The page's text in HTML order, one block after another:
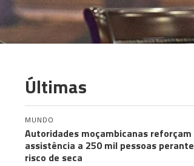
Últimas
MUNDO
Autoridades moçambicanas reforçam
assistência a 250 mil pessoas perante
risco de seca